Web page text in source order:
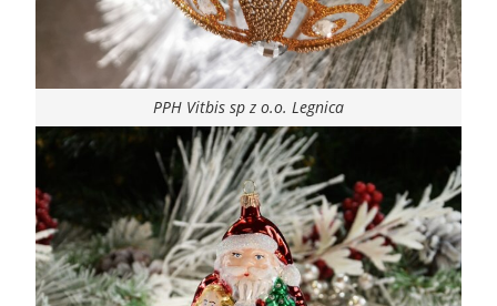
PPH Vitbis sp z o.o. Legnica